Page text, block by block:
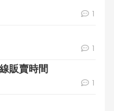
1
1
販賣時間
1